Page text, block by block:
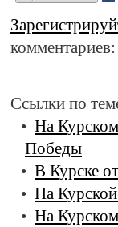
Ссылки по
На
Победы
В Курске
На
На Курском